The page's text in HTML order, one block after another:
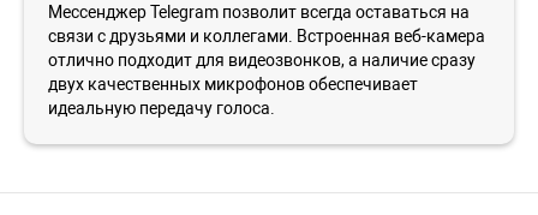
Мессенджер Telegram позволит всегда оставаться на
связи с друзьями и коллегами. Встроенная веб-камера
отлично подходит для видеозвонков, а наличие сразу
двух качественных микрофонов обеспечивает
идеальную передачу голоса.